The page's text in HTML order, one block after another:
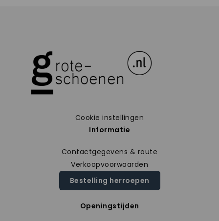
Cookie instellingen
Informatie
Contactgegevens & route
Verkoopvoorwaarden
Bestelling herroepen
Openingstijden